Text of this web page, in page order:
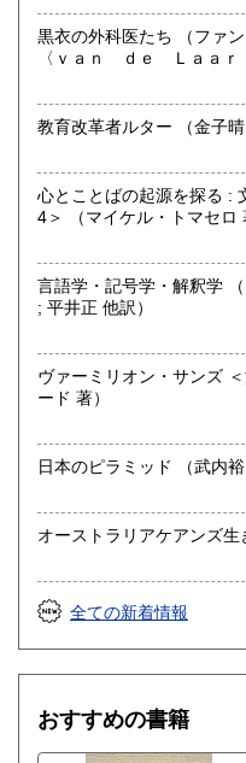
総記、哲学宗教、歴史、
語国文、外国文学、古典籍
カルチャー、古書一般（そ
黒衣の外科医たち （ファン・デ・ラール，アーノルド【著】
〈ｖａｎ ｄｅ Ｌａａｒ
教育改革者ルター
心とことばの起源を探る :
4＞ （マイケル・トマセロ 著 ; 大堀壽夫, 中澤恒子, 西村義樹,
言語学・記号学・解釈学 （エルマー・ホーレンシュタイン 著
; 平井正 他訳）
ヴァーミリオン・サンズ ＜海外
ード 著）
日本のピラミッド （
全ての新着情報
おすすめの書籍